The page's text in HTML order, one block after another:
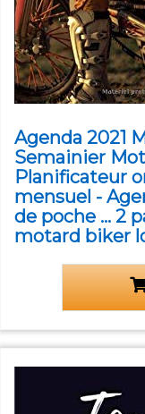
Agenda 2021
Semainier
Planificateur
mensuel -
de poche ... 2
motard biker